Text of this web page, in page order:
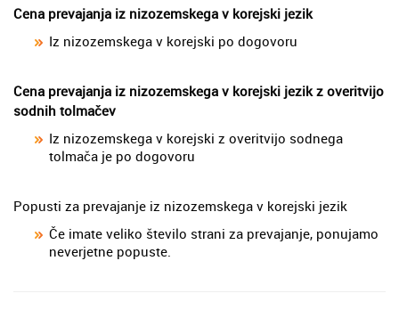
Cena prevajanja iz nizozemskega v korejski jezik
Iz nizozemskega v korejski po dogovoru
Cena prevajanja iz nizozemskega v korejski jezik z overitvijo
sodnih tolmačev
Iz nizozemskega v korejski z overitvijo sodnega
tolmača je po dogovoru
Popusti za prevajanje iz nizozemskega v korejski jezik
Če imate veliko število strani za prevajanje, ponujamo
neverjetne popuste.